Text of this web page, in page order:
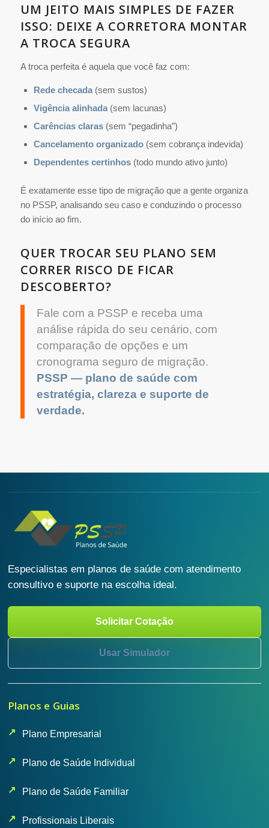
UM JEITO MAIS SIMPLES DE FAZER
ISSO: DEIXE A CORRETORA MONTAR
A TROCA SEGURA
A troca perfeita é aquela que você faz com:
Rede checada(sem sustos)
Vigência alinhada(sem lacunas)
Carências claras(sem “pegadinha”)
Cancelamento organizado(sem cobrança indevida)
Dependentes certinhos(todo mundo ativo junto)
É exatamente esse tipo de migração que a gente organiza
no PSSP, analisando seu caso e conduzindo o processo
do início ao fim.
QUER TROCAR SEU PLANO SEM
CORRER RISCO DE FICAR
DESCOBERTO?
Fale com a PSSP e receba uma
análise rápida do seu cenário, com
comparação de opções e um
cronograma seguro de migração.
PSSP — plano de saúde com
estratégia, clareza e suporte de
verdade.
Especialistas em planos de saúde com atendimento
consultivo e suporte na escolha ideal.
Solicitar Cotação
Usar Simulador
Planos e Guias
Plano Empresarial
Plano de Saúde Individual
Plano de Saúde Familiar
Profissionais Liberais